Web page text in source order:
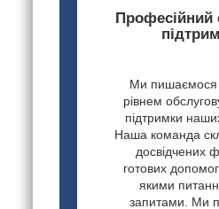
Професійний
Ми пишаємося
рівнем
підтримки наших
Наша команда
досвідчених
готових
якими
запитами. Ми